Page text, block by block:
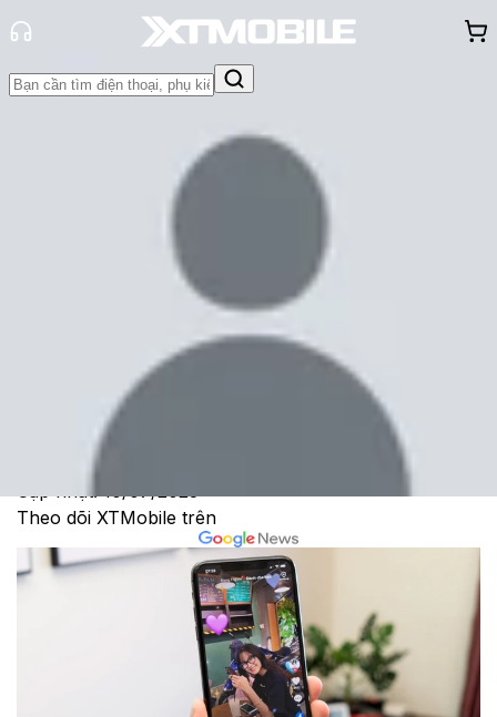
Hỏi đáp Thông báo
Cách tắt tiếng khi vừa mở Tiktok
đơn giản mà không phải ai cũng biết
Cam Ngoan
Ngày đăng:
Cập nhật:10/07/2023
Theo dõi XTMobile trên